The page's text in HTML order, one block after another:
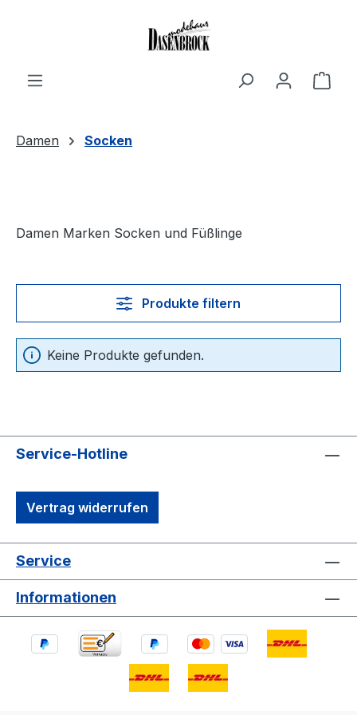
Damen Socken
Damen Marken Socken und Füßlinge
Produkte filtern
Keine Produkte gefunden.
Service-Hotline
Vertrag widerrufen
Service
Informationen